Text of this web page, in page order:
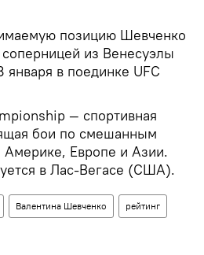
позицию Шевченко
из Венесуэлы
в поединке UFC
— спортивная
бои по смешанным
Европе и Азии.
в Лас-Вегасе (США).
Валентина Шевченко рейтинг